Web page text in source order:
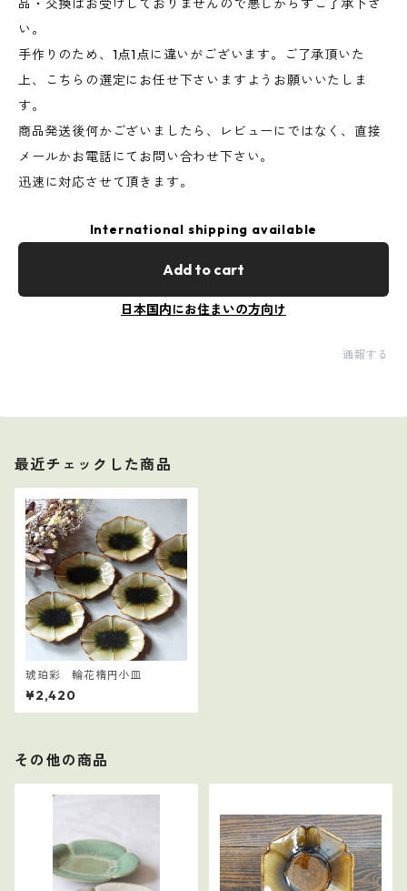
品・交換はお受けしておりませんので悪しからずご了承下さ
い。
手作りのため、1点1点に違いがございます。ご了承頂いた
上、こちらの選定にお任せ下さいますようお願いいたしま
す。
商品発送後何かございましたら、レビューにではなく、直接
メールかお電話にてお問い合わせ下さい。
迅速に対応させて頂きます。
International shipping available
Add to cart
日本国内にお住まいの方向け
通報する
最近チェックした商品
琥珀彩 輪花楕円小皿
¥2,420
その他の商品